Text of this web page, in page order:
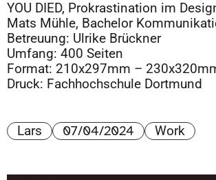
YOU DIED, Prokrastination im
Mats Mühle, Bachelor
Betreuung: Ulrike Brückner
Umfang: 400 Seiten
Format: 210x297mm –
Druck: Fachhochschule Dortmund
Lars 07/04/2024 Work